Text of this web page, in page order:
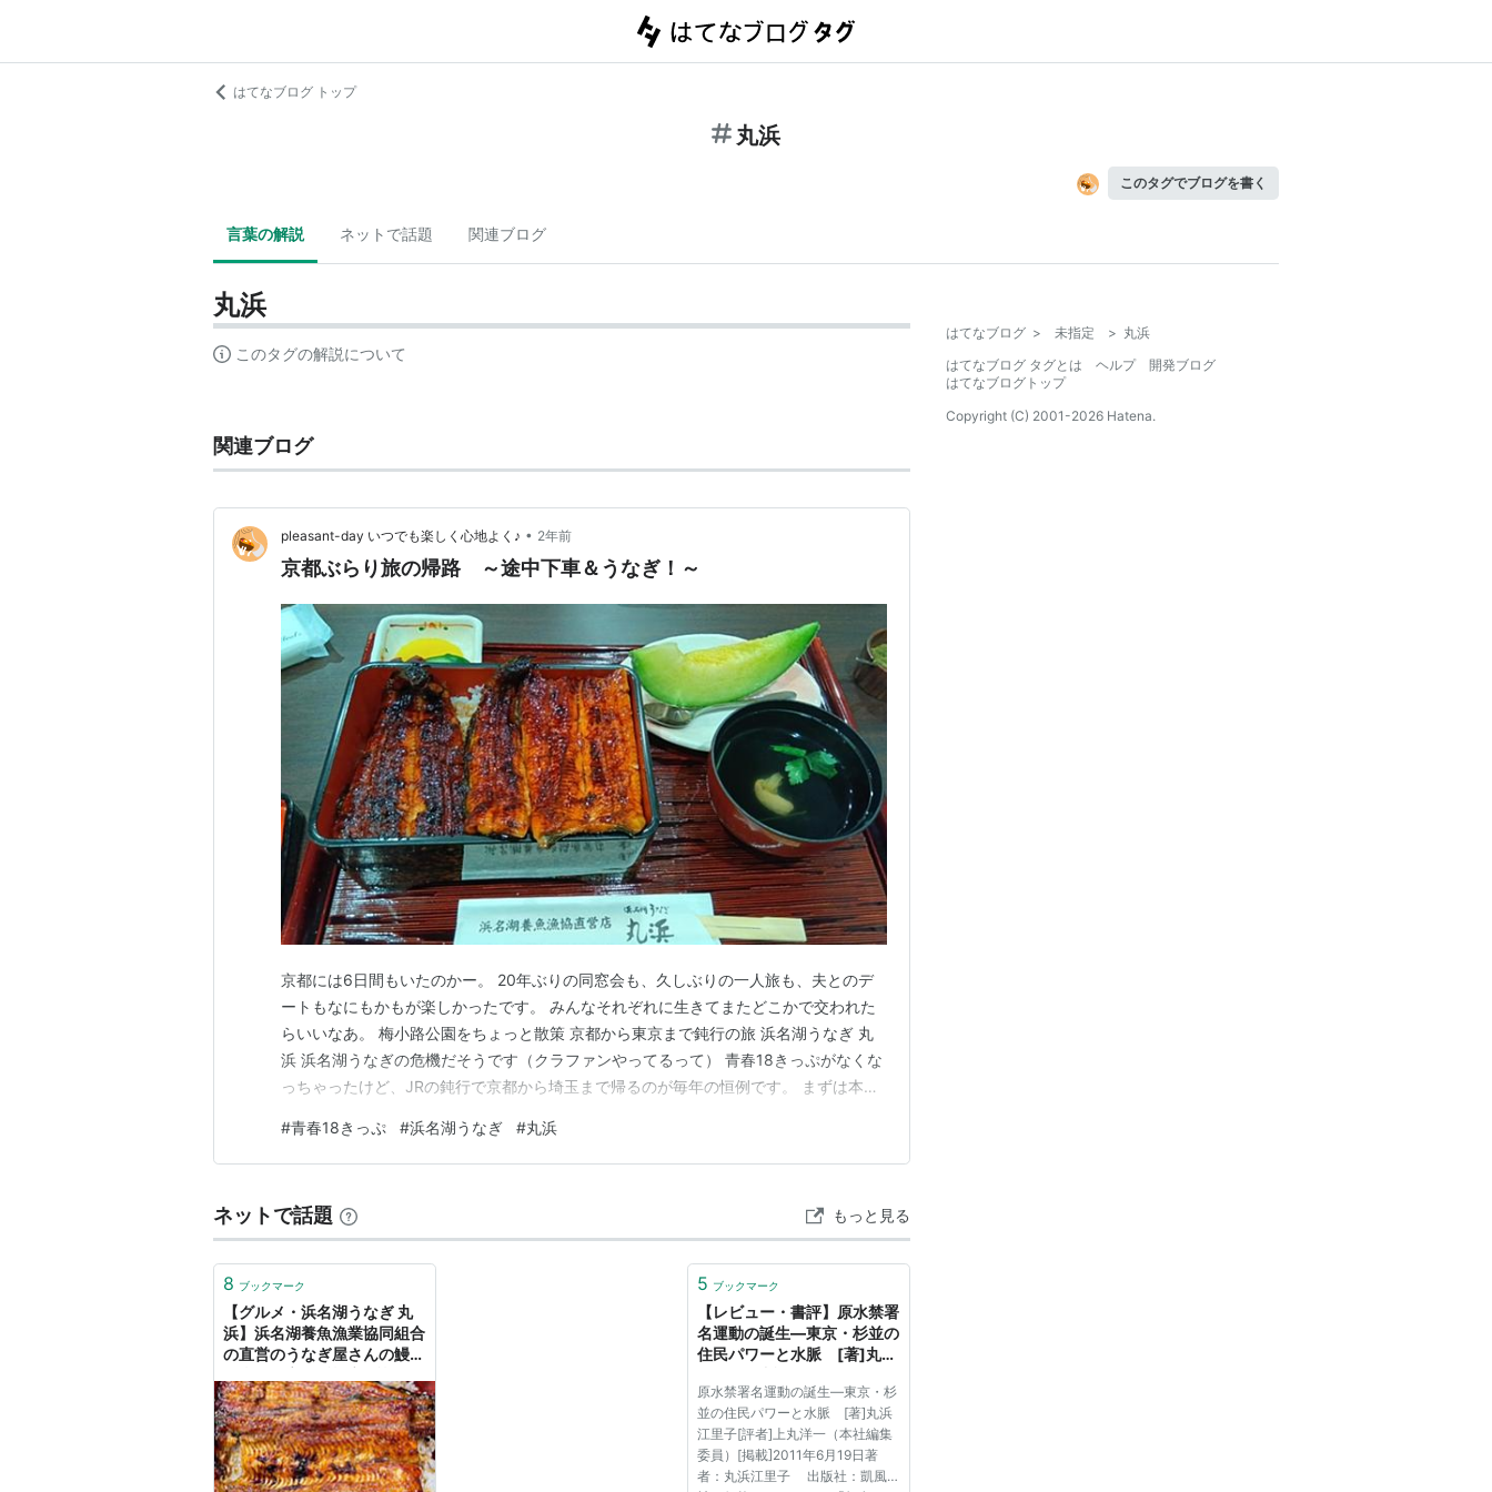
はてなブログ トップ
丸浜
このタグでブログを書く
言葉の解説 ネットで話題 関連ブログ
丸浜
このタグの解説について
関連ブログ
pleasant-day いつでも楽しく心地よく♪ • 2年前
京都ぶらり旅の帰路 ～途中下車＆うなぎ！～
京都には6日間もいたのかー。 20年ぶりの同窓会も、久しぶりの一人旅も、夫とのデ
ートもなにもかもが楽しかったです。 みんなそれぞれに生きてまたどこかで交われた
らいいなあ。 梅小路公園をちょっと散策 京都から東京まで鈍行の旅 浜名湖うなぎ 丸
浜 浜名湖うなぎの危機だそうです（クラファンやってるって） 青春18きっぷがなくな
っちゃったけど、JRの鈍行で京都から埼玉まで帰るのが毎年の恒例です。 まずは本日
ホテルから梅小路公園がすぐ近くだったので、ちょっと歩いてから電車に乗ることにし
ました。 梅小路公園も行ったことなかっ…
#青春18きっぷ #浜名湖うなぎ #丸浜
ネットで話題 もっと見る
8 ブックマーク
【グルメ・浜名湖うなぎ 丸
浜】浜名湖養魚漁業協同組合
の直営のうなぎ屋さんの鰻重
初訪問 - Eikokudo Rockets
5 ブックマーク
【レビュー・書評】原水禁署
名運動の誕生―東京・杉並の
住民パワーと水脈 [著]丸浜
asahi.com（朝日新聞社）
原水禁署名運動の誕生―東京・杉
並の住民パワーと水脈 [著]丸浜
江里子[評者]上丸洋一（本社編集
委員）[掲載]2011年6月19日著
者：丸浜江里子 出版社：凱風
はてなブログ > 未指定 > 丸浜
はてなブログ タグとは
ヘルプ
開発ブログ
はてなブログトップ
Copyright (C) 2001-2026 Hatena.